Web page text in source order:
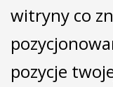
witryny co
pozycje